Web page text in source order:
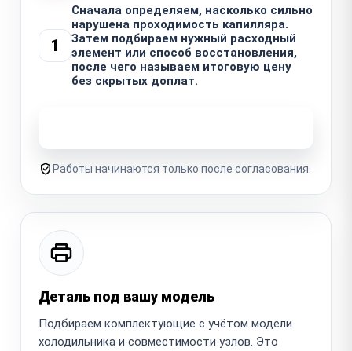
1
Сначала определяем, насколько сильно
нарушена проходимость капилляра.
Затем подбираем нужный расходный
элемент или способ восстановления,
после чего называем итоговую цену
без скрытых доплат.
Работы начинаются только после согласования.
Деталь под вашу модель
Подбираем комплектующие с учётом модели
холодильника и совместимости узлов. Это